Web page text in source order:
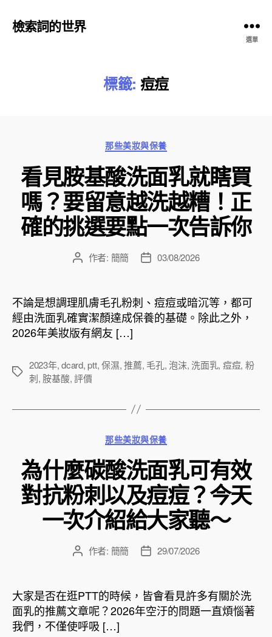
檢索詞的世界
選單
標籤: 痘痘
分
類
那些美妝與保養
看見胺基酸洗面乳就瞎買
嗎？要留意越洗越糟！正
確的挑選要點一次告訴你
文
者
作者: 簡簡
文
日
期
03/08/2026
不論是想調理肌膚毛孔粉刺、痘痘或暗沉等，都可
經由洗面乳確實潔顏達成保養的基礎。除此之外，
2026年美妝版有網友 […]
標
2023年,dcard,ptt,保濕,推薦, 毛孔,泡沫,洗面乳, 痘痘, 粉
刺, 胺基酸,評價
分
類
那些美妝與保養
為什麼碳酸洗面乳可有效
對抗粉刺以及痘痘？今天
一次介紹給大家聽～
文
者
作者: 簡簡
文
佈
日
期
29/07/2026
大家是否在逛PTT的時候，皆會看見許多有關於洗
面乳的推薦文章呢？2026年空汙的問題一直煩惱著
我們，不僅使呼吸 […]